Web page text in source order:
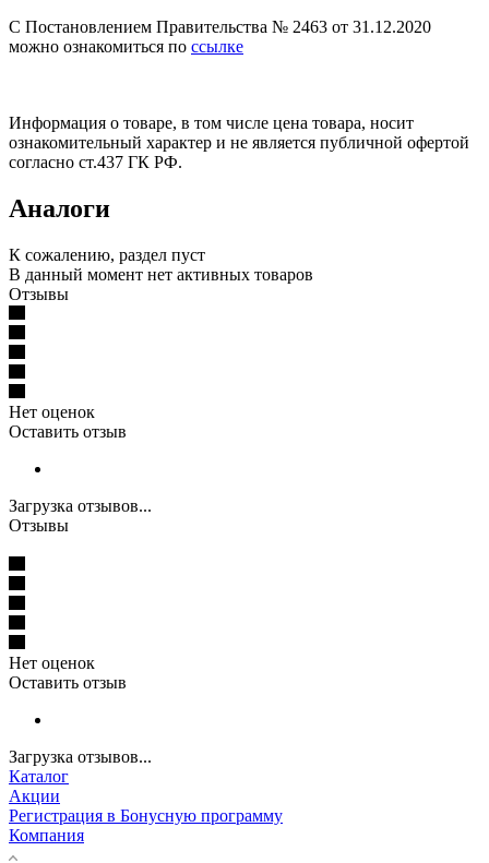
С Постановлением Правительства № 2463 от 31.12.2020
можно ознакомиться по ссылке
Информация о товаре, в том числе цена товара, носит
ознакомительный характер и не является публичной офертой
согласно ст.437 ГК РФ.
Аналоги
К сожалению, раздел пуст
В данный момент нет активных товаров
Отзывы
Нет оценок
Оставить отзыв
Загрузка отзывов...
Отзывы
Нет оценок
Оставить отзыв
Загрузка отзывов...
Каталог
Акции
Регистрация в Бонусную программу
Компания